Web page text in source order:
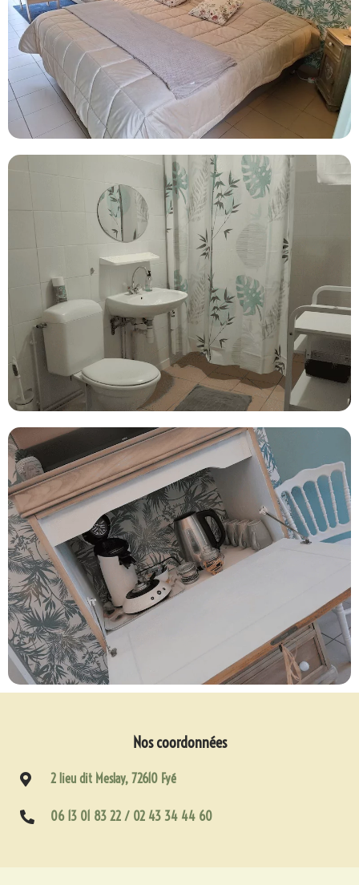
Nos coordonnées
2 lieu dit Meslay, 72610 Fyé
06 13 01 83 22 / 02 43 34 44 60